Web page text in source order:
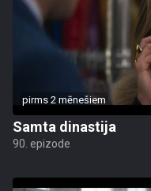
pirms 2 mēnešiem
Samta dinastija
90. epizode